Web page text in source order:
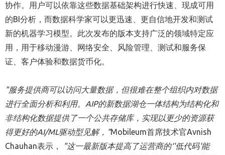
协作。用户可以依靠这些数据基础架构进行快速、现成可用
的BI分析，而数据科学家可以更迅速、更自信地开发和测试
新的机器学习模型。此次发布的版本支持广泛的领域特定应
用，用于移动漫游、网络安全、风险管理、测试和服务保
证、客户体验和数据货币化。
"服务提供商可以访问大量数据，但很难在整个组织内对数据
进行全面分析和利用。 AIP的新数据湖仓一体结构为结构化和
非结构化数据提供了一个公共存储库，实现以更少的资源获
得更好的AI/ML驱动型见解， "Mobileum首席技术官Avnish
Chauhan表示，
"这一最新版本提高了运营商的‘'低代码'能